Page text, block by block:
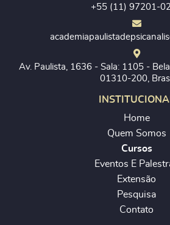
+55 (11) 97201-
Av. Paulista, 1636 - Sala: 1105 -
01310-200,
Home
Quem Somos
Cursos
Eventos E
Extensão
Pesquisa
Contato